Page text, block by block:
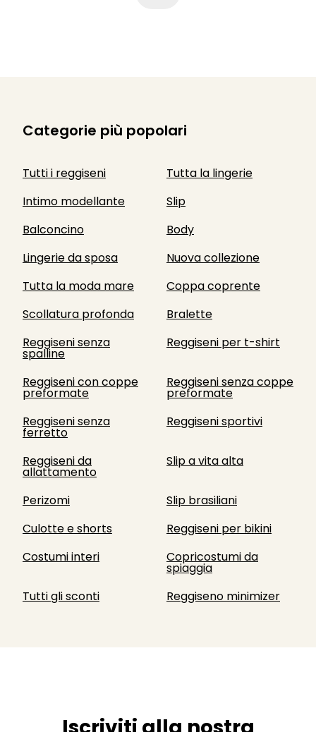
Categorie più popolari
Tutti i reggiseni
Tutta la lingerie
Intimo modellante
Slip
Balconcino
Body
Lingerie da sposa
Nuova collezione
Tutta la moda mare
Coppa coprente
Scollatura profonda
Bralette
Reggiseni senza
spalline
Reggiseni per t-shirt
Reggiseni con coppe
preformate
Reggiseni senza coppe
preformate
Reggiseni senza
ferretto
Reggiseni sportivi
Reggiseni da
allattamento
Slip a vita alta
Perizomi
Slip brasiliani
Culotte e shorts
Reggiseni per bikini
Costumi interi
Copricostumi da
spiaggia
Tutti gli sconti
Reggiseno minimizer